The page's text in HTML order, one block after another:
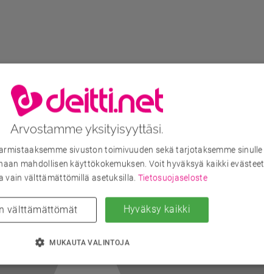
Arvostamme yksityisyyttäsi.
sivuston toimivuuden sekä tarjotaksemme sinulle
mahdollisen käyttökokemuksen. Voit hyväksyä kaikki evästeet
vain välttämättömillä asetuksilla. Tietosuojaseloste
Hyväksy kaikki
välttämättömät
MUKAUTA VALINTOJA